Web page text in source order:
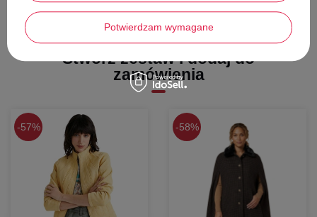
Stwórz zestaw i dodaj do
zamówienia
57% 58%
Potwierdzam wymagane